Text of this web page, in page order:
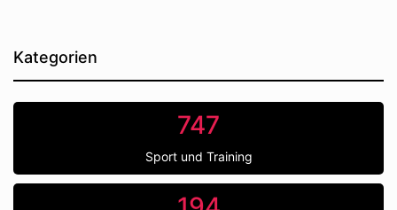
Kategorien
747
Sport und Training